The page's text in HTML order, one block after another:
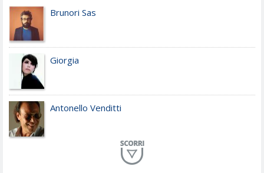
Brunori Sas
Giorgia
Antonello Venditti